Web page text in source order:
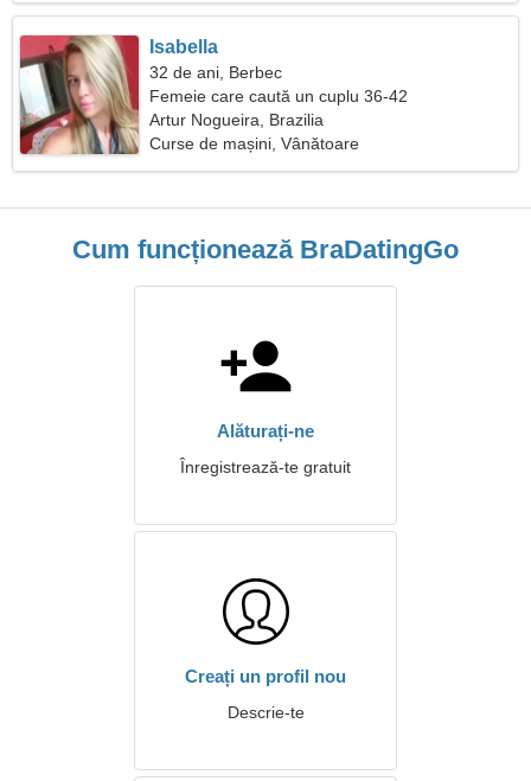
Isabella
32 de ani, Berbec
Femeie care caută un cuplu 36-42
Artur Nogueira, Brazilia
Curse de mașini, Vânătoare
Cum funcționează BraDatingGo
Alăturați-ne
Înregistrează-te gratuit
Creați un profil nou
Descrie-te